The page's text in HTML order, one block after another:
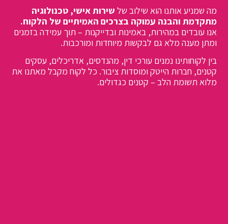
מה שמניע אותנו הוא שילוב של שירות אישי, טכנולוגיה
מתקדמת והבנה עמוקה בצרכים האמיתיים של הלקוח.
אנו עובדים במהירות, באמינות ובדייקנות – תוך עמידה בזמנים
ומתן מענה מלא גם לבקשות מיוחדות ומורכבות.
בין לקוחותינו נמנים עורכי דין, מהנדסים, אדריכלים, עסקים
קטנים, חברות הייטק ומוסדות ציבור. כל לקוח מקבל מאתנו את
מלוא תשומת הלב – קטנים כגדולים.